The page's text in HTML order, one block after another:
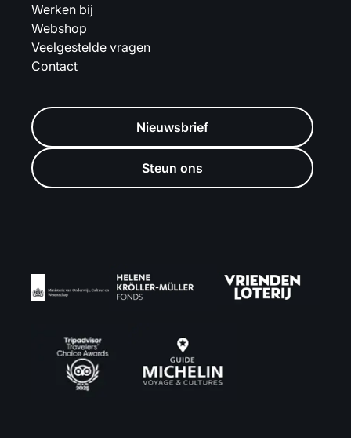
Werken bij
Webshop
Veelgestelde vragen
Contact
Nieuwsbrief
Steun ons